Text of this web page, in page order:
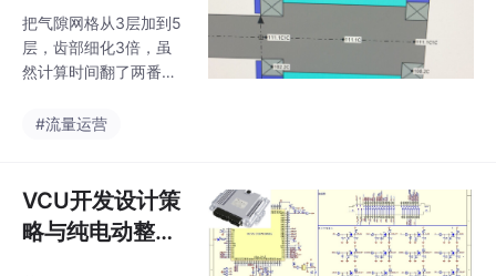
醒：并联机构参数敏感
性高，建议先用参数扫
描功能做批量测试，找
到最优刚度系数组合。
人动力学仿真，运动学
ps并联机器人动力
MSM），包含
了电磁场计算，
把气隙网格从3层加到5
层，齿部细化3倍，虽
然计算时间翻了两番，
和现象——额定点附近
时总有高频噪音。今天
拆解一个5kW的永磁同
步电机设计案例，这玩
#流量运营
VCU开发设计策
略与纯电动整车